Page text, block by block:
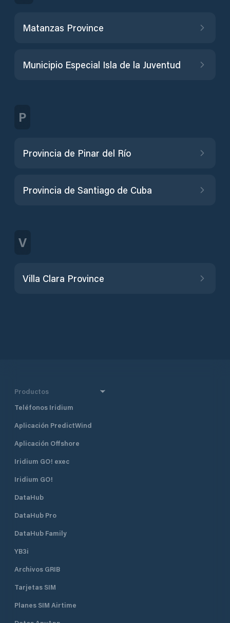
Matanzas Province
Municipio Especial Isla de la Juventud
P
Provincia de Pinar del Río
Provincia de Santiago de Cuba
V
Villa Clara Province
Productos
Teléfonos Iridium
Aplicación PredictWind
Aplicación Offshore
Iridium GO! exec
Iridium GO!
DataHub
DataHub Pro
DataHub Family
YB3i
Archivos GRIB
Tarjetas SIM
Planes SIM Airtime